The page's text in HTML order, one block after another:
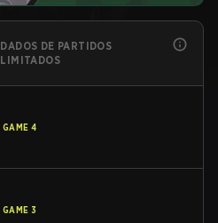
DADOS DE PARTIDOS
LIMITADOS
GAME 4
GAME 3